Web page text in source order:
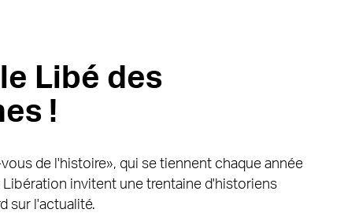
Libé des
!
de l'histoire», qui se tiennent chaque année
Libération invitent une trentaine d'historiens
sur l'actualité.